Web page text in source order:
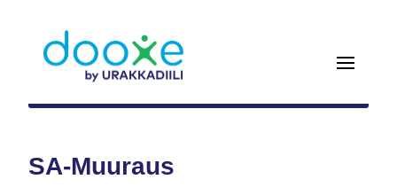
SA-Muuraus